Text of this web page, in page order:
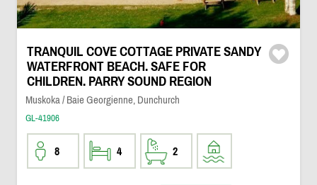
TRANQUIL COVE COTTAGE PRIVATE SANDY
WATERFRONT BEACH. SAFE FOR
CHILDREN. PARRY SOUND REGION
Muskoka / Baie Georgienne, Dunchurch
GL-41906
8 4 2